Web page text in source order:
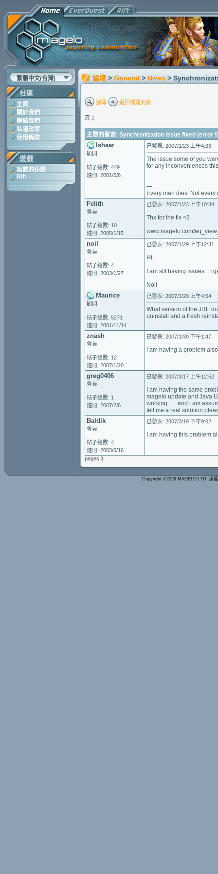
繁體中文(台灣)
社區
主頁
關於我們
聯絡我們
私隱政策
使用條款
遊戲
無盡的任務
Rift
論壇 > General > News >
搜尋 返回標題列表
頁 1
主題的留言: Synchronization issue fixed (error
Ishaar
顧問
帖子總數: 449
註冊: 2001/5/6
已發表: 2007/1/23 上午4:33
The issue some of you
for any inconveniences
—
Every man dies. Not
Felith
會員
帖子總數: 10
註冊: 2005/1/15
已發表: 2007/1/23 上午10:34
Thx for the fix <3
www.magelo.com/
noil
會員
帖子總數: 4
註冊: 2003/1/27
已發表: 2007/1/29 上午12:31
Hi,
I am stil having issues .. I
Noil
Maurice
顧問
帖子總數: 5271
註冊: 2001/11/14
已發表: 2007/1/29 上午4:54
What version of the JRE
uninstall and a fresh
znash
會員
帖子總數: 12
註冊: 2007/1/20
已發表: 2007/1/30 下午1:47
i am having a problem
greg0406
會員
帖子總數: 1
註冊: 2007/2/6
已發表: 2007/3/17 上午12:52
I am having the same
magelo update and Java
working ..... and i am
tell me a real solution
Baldik
會員
帖子總數: 4
註冊: 2003/6/16
已發表: 2007/3/19 下午9:02
I am having this problem
pages 1
Copyright ©2026 MAGELO LTD. 版